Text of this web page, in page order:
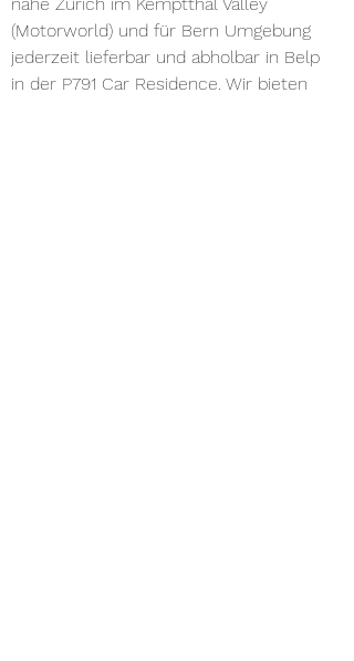
(Motorworld) und für Bern Umgebung
jederzeit lieferbar und abholbar in Belp
in der P791 Car Residence. Wir bieten